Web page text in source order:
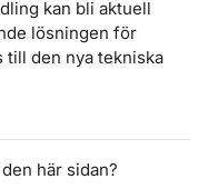
kan bli aktuell
lösningen för
den nya tekniska
här sidan?